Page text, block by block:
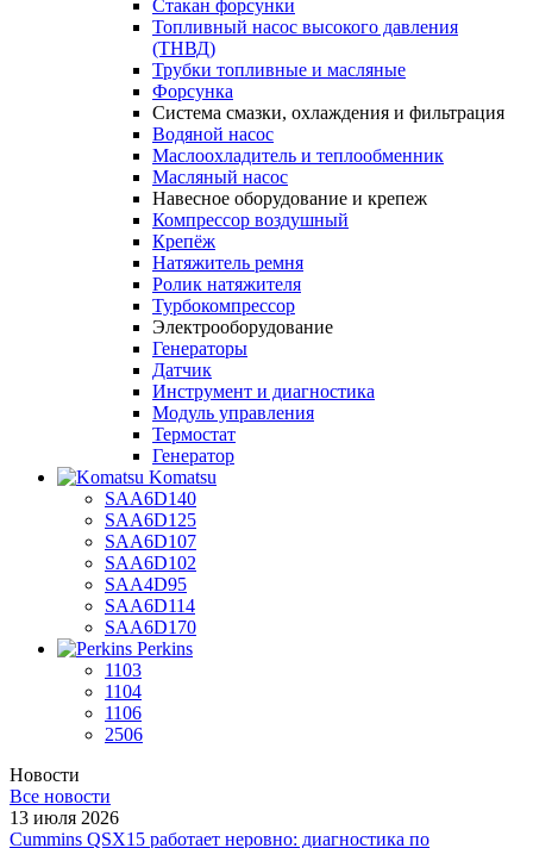
Стакан форсунки
Топливный насос высокого давления
(ТНВД)
Трубки топливные и масляные
Форсунка
Система смазки, охлаждения и фильтрация
Водяной насос
Маслоохладитель и теплообменник
Масляный насос
Навесное оборудование и крепеж
Компрессор воздушный
Крепёж
Натяжитель ремня
Ролик натяжителя
Турбокомпрессор
Электрооборудование
Генераторы
Датчик
Инструмент и диагностика
Модуль управления
Термостат
Генератор
Komatsu
SAA6D140
SAA6D125
SAA6D107
SAA6D102
SAA4D95
SAA6D114
SAA6D170
Perkins
1103
1104
1106
2506
Новости
Все новости
13 июля 2026
Cummins QSX15 работает неровно: диагностика по